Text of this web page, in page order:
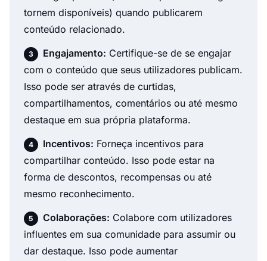
tornem disponíveis) quando publicarem
conteúdo relacionado.
Engajamento: Certifique-se de se engajar
com o conteúdo que seus utilizadores publicam.
Isso pode ser através de curtidas,
compartilhamentos, comentários ou até mesmo
destaque em sua própria plataforma.
Incentivos: Forneça incentivos para
compartilhar conteúdo. Isso pode estar na
forma de descontos, recompensas ou até
mesmo reconhecimento.
Colaborações: Colabore com utilizadores
influentes em sua comunidade para assumir ou
dar destaque. Isso pode aumentar